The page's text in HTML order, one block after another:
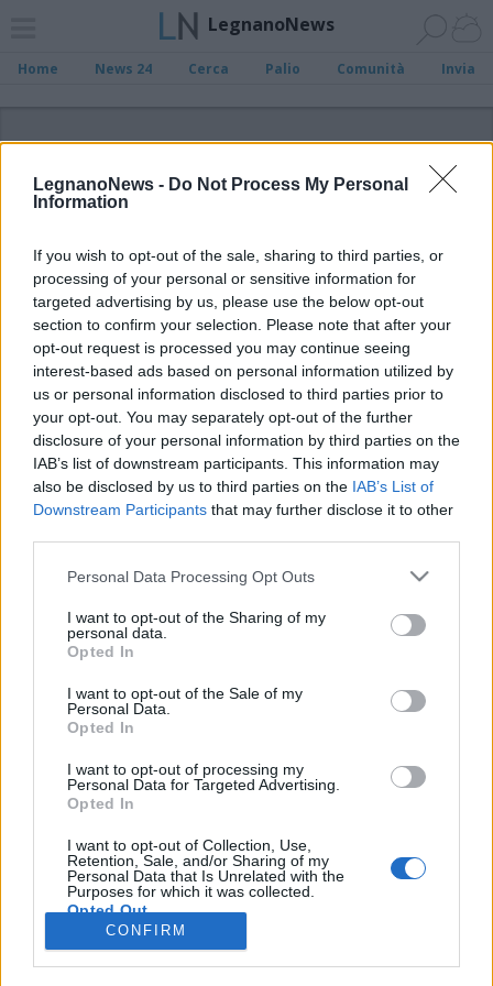
LegnanoNews - Do Not Process My Personal
Information
If you wish to opt-out of the sale, sharing to third parties, or
processing of your personal or sensitive information for
targeted advertising by us, please use the below opt-out
section to confirm your selection. Please note that after your
opt-out request is processed you may continue seeing
interest-based ads based on personal information utilized by
us or personal information disclosed to third parties prior to
your opt-out. You may separately opt-out of the further
disclosure of your personal information by third parties on the
IAB’s list of downstream participants. This information may
also be disclosed by us to third parties on the IAB’s List of
Downstream Participants that may further disclose it to other
Personal Data Processing Opt Outs
I want to opt-out of the Sharing of my
personal data.
Opted In
I want to opt-out of the Sale of my
Personal Data.
Opted In
I want to opt-out of processing my
Personal Data for Targeted Advertising.
Opted In
I want to opt-out of Collection, Use,
Retention, Sale, and/or Sharing of my
Personal Data that Is Unrelated with the
Purposes for which it was collected.
Opted Out
CONFIRM
LegnanoNews
Home News 24 Cerca Palio Comunità Invia
ADV
Archivio di "rugby"
Filtro per data
Non è stato trovato nessun articolo.
Vai al sito in modalità classica
Registrati Redazione Invia notizia Feed RSS Facebook
Twitter
Legnanonews.com
Sito di informazione locale
Direttore responsabile: Marco Tajè
Redazione: Via Matteotti, 3 (presso Famiglia Legnanese)
20025 Legnano (MI)
Email Direzione: direttore@legnanonews.com
Email Redazione: info@legnanonews.com
Pubblicità: commerciale@legnanonews.com
Tutti i contenuti originali sono di proprietà di LegnanoNews, ne è
consentito l'utilizzo citando il sito come fonte. Dei contenuti non originali